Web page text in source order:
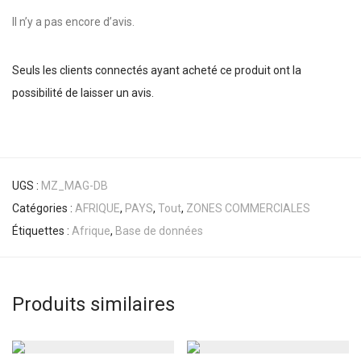
Il n’y a pas encore d’avis.
Seuls les clients connectés ayant acheté ce produit ont la
possibilité de laisser un avis.
UGS : MZ_MAG-DB
Catégories : AFRIQUE, PAYS, Tout, ZONES COMMERCIALES
Étiquettes : Afrique, Base de données
Produits similaires